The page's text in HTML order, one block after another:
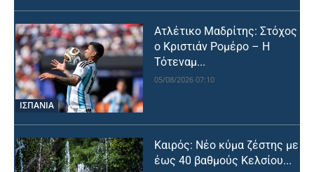
ΙΣΠΑΝΙΑ
Ατλέτικο Μαδρίτης: Στόχος
ο Κριστιάν Ρομέρο – Η
Τότεναμ...
05/08/2026 07:10
Καιρός: Νέο κύμα ζέστης με
έως 40 βαθμούς Κελσίου...